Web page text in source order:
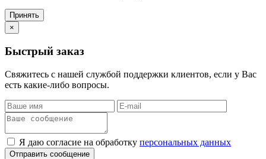
Принять
×
Быстрый заказ
Свяжитесь с нашей службой поддержки клиентов, если у Вас
есть какие-либо вопросы.
Я даю согласие на обработку персональных данных
Отправить сообщение